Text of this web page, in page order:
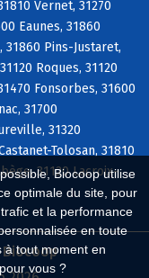
Biocoop utilise
optimale du site, pour
et la performance
en toute
à tout moment en
vous ?
Vernet, 31270
Eaunes, 31860
Pins-Justaret,
Roques, 31120
Fonsorbes, 31600
31700
31320
Tolosan, 31810
31120 Lacroix-
Biocoop